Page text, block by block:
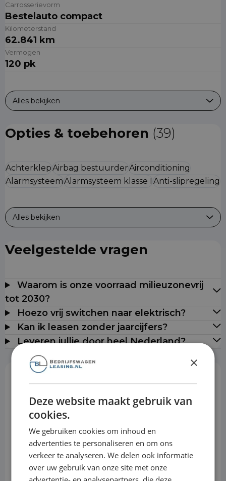
Carrosserievorm
Bestelauto compact
Kilometerstand
62.841 km
Vermogen
120 pk
Alles bekijken
Opties & toebehoren (39)
AchterklepAirbag bestuurderAirconditioning
AlarmsysteemAlarmsysteem klasse I Anti-slipregeling
Alles bekijken
Veelgestelde vragen
Waarom is onze voorraad milieuzonevrij
tot 2030?
Hoezo vrij switchen naar elektrisch?
Kan ik leasen zonder jaarcijfers?
Leveren jullie door heel Nederland?
Looptijd
×
Deze website maakt gebruik van
cookies.
We gebruiken cookies om inhoud en
advertenties te personaliseren en om ons
verkeer te analyseren. We delen ook informatie
over uw gebruik van onze site met onze